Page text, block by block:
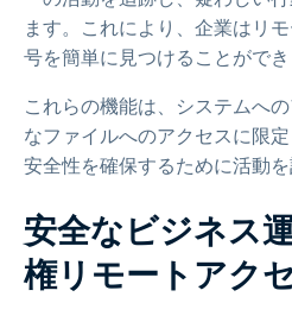
ます。これにより、企業はリ
号を簡単に見つけることができ
これらの機能は、システムへ
なファイルへのアクセスに限
安全性を確保するために活動を
安全なビジネス
権リモートアク